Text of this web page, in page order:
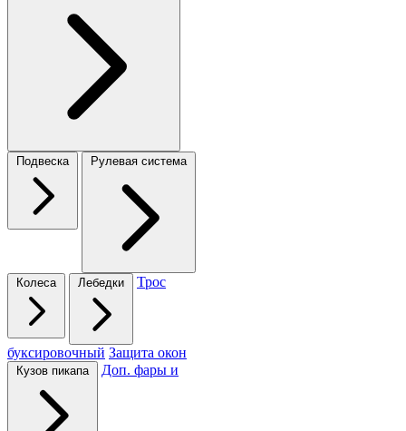
Подвеска Рулевая система
Колеса Лебедки Трос
буксировочный Защита окон
Кузов пикапа Доп. фары и